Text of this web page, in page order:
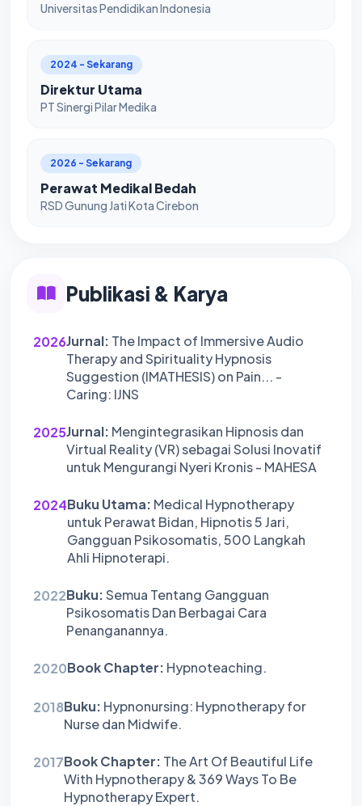
Universitas Pendidikan Indonesia
2024 - Sekarang
Direktur Utama
PT Sinergi Pilar Medika
2026 - Sekarang
Perawat Medikal Bedah
RSD Gunung Jati Kota Cirebon
Publikasi & Karya
2026Jurnal: The Impact of Immersive Audio
Therapy and Spirituality Hypnosis
Suggestion (IMATHESIS) on Pain... -
Caring: IJNS
2025Jurnal: Mengintegrasikan Hipnosis dan
Virtual Reality (VR) sebagai Solusi Inovatif
untuk Mengurangi Nyeri Kronis - MAHESA
2024Buku Utama: Medical Hypnotherapy
untuk Perawat Bidan, Hipnotis 5 Jari,
Gangguan Psikosomatis, 500 Langkah
Ahli Hipnoterapi.
2022Buku:Semua Tentang Gangguan
Psikosomatis Dan Berbagai Cara
Penanganannya.
2020Book Chapter: Hypnoteaching.
2018Buku: Hypnonursing: Hypnotherapy for
Nurse dan Midwife.
2017Book Chapter: The Art Of Beautiful Life
With Hypnotherapy & 369 Ways To Be
Hypnotherapy Expert.